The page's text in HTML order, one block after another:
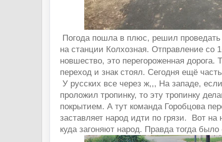
Погода пошла в плюс, решил проведать
на станции Колхозная. Отправление со
новшество, это перегороженная
переход и знак стоял. Сегодня ещё
У русских все через ж,,, На западе,
проложил тропинку, то эту тропинку
покрытием. А тут команда Горобцова
заставляет народ идти по грязи. Вот
куда загоняют народ. Правда тогда было